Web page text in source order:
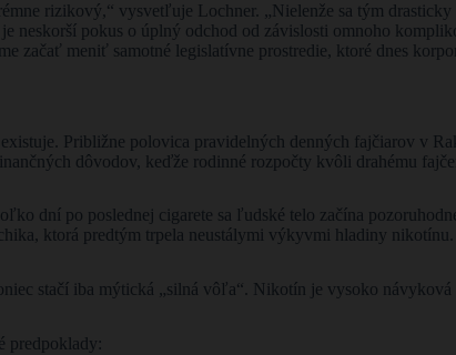
rizikový,“ vysvetľuje Lochner. „Nielenže sa tým
pokus o úplný odchod od závislosti omnoho
začať meniť samotné legislatívne prostredie, ktoré dnes
Približne polovica pravidelných denných fajčiarov v
dôvodov, keďže rodinné rozpočty kvôli drahému
dní po poslednej cigarete sa ľudské telo začína
ktorá predtým trpela neustálymi výkyvmi hladiny
stačí iba mýtická „silná vôľa“. Nikotín je vysoko návyková
predpoklady: